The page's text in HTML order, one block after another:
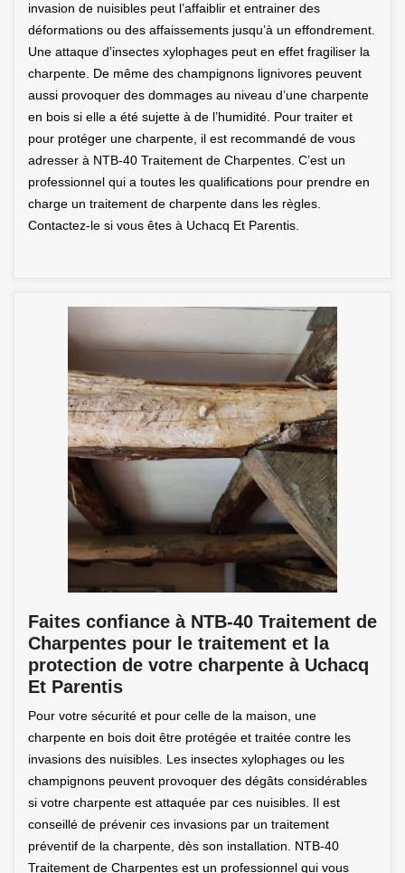
invasion de nuisibles peut l’affaiblir et entrainer des
déformations ou des affaissements jusqu’à un effondrement.
Une attaque d’insectes xylophages peut en effet fragiliser la
charpente. De même des champignons lignivores peuvent
aussi provoquer des dommages au niveau d’une charpente
en bois si elle a été sujette à de l’humidité. Pour traiter et
pour protéger une charpente, il est recommandé de vous
adresser à NTB-40 Traitement de Charpentes. C’est un
professionnel qui a toutes les qualifications pour prendre en
charge un traitement de charpente dans les règles.
Contactez-le si vous êtes à Uchacq Et Parentis.
Faites confiance à NTB-40 Traitement de
Charpentes pour le traitement et la
protection de votre charpente à Uchacq
Et Parentis
Pour votre sécurité et pour celle de la maison, une
charpente en bois doit être protégée et traitée contre les
invasions des nuisibles. Les insectes xylophages ou les
champignons peuvent provoquer des dégâts considérables
si votre charpente est attaquée par ces nuisibles. Il est
conseillé de prévenir ces invasions par un traitement
préventif de la charpente, dès son installation. NTB-40
Traitement de Charpentes est un professionnel qui vous